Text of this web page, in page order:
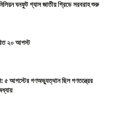
ঘনফুট গ্যাস জাতীয় গ্রিডে সরবরাহ শুরু
২০ আগস্ট
৫ আগস্টের গণঅভ্যুত্থান ছিল গণতন্ত্রের